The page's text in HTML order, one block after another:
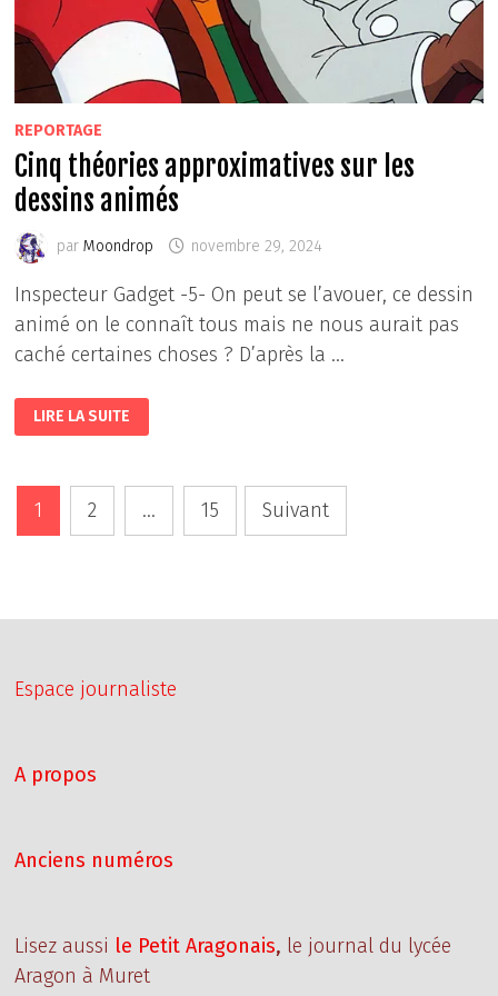
REPORTAGE
Cinq théories approximatives sur les
dessins animés
parMoondrop novembre 29, 2024
Inspecteur Gadget -5- On peut se l’avouer, ce dessin
animé on le connaît tous mais ne nous aurait pas
caché certaines choses ? D’après la …
CINQ
THÉORIES
APPROXIMATIVES
DESSINS
ANIMÉS
LIRE LA SUITE
Pagination
des
1 2 … 15 Suivant
Espace journaliste
A propos
Anciens numéros
Lisez aussi le Petit Aragonais, le journal du lycée
Aragon à Muret